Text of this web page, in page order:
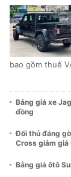
bao gồm thuế
Bảng giá xe
đồng
Đối thủ đáng
Cross giảm
Bảng giá ôtô